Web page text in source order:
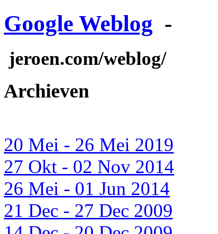
Google Weblog -
jeroen.com/weblog/
Archieven
20 Mei - 26 Mei 2019
27 Okt - 02 Nov 2014
26 Mei - 01 Jun 2014
21 Dec - 27 Dec 2009